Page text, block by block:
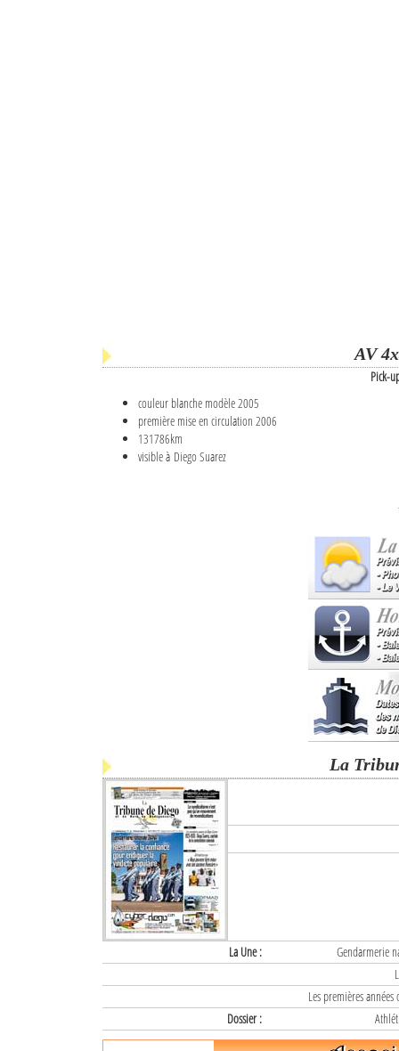
AV
Pick-
couleur blanche modèle 2005
première mise en circulation 2006
131786km
visible à Diego Suarez
La
La Une :
Gendarmerie
Les premières
Dossier :